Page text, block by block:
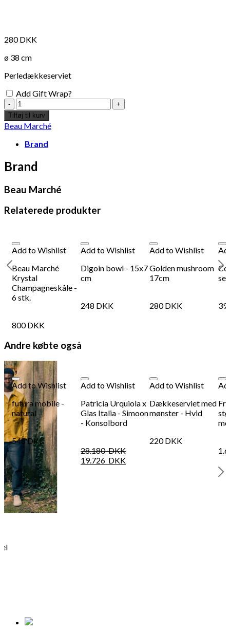
280DKK
ø 38 cm
Perledækkeserviet
Add Gift Wrap?
Krabbe
Perledækkeserviet
antal
Tilføj til kurv
Beau Marché
Brand
Brand
Beau Marché
Relaterede produkter
Add to Wishlist
Beau Marché
Krystal
Champagneskåle -
6 stk.
800DKK
Add to Wishlist
Digoin bowl - 15x7
cm
248 DKK
Add to Wishlist
Golden mushroom
17cm
280DKK
Andre købte også
Add to Wishlist
futura mobile -
natural
548DKK
Add to Wishlist
Patricia Urquiola x
Glas Italia - Simoon
- Konsolbord
28.180DKK
19.726 DKK
Add to Wishlist
Dækkeserviet med
mønster - Hvid
220DKK